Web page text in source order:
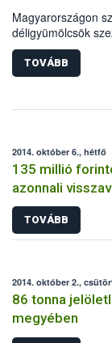
Magyarországon
déligyümölcsök
minősége a
Fazekas Sándor
kiemelten
avokádót és a
déligyümölcs-
TOVÁBB
2014. október 6., hétfő
135 millió
azonnali
TOVÁBB
2014. október 2.,
86 tonna
megyében